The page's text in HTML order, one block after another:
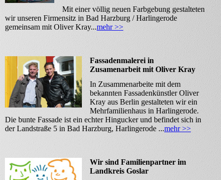
Mit einer völlig neuen Farbgebung gestalteten
wir unseren Firmensitz in Bad Harzburg / Harlingerode
gemeinsam mit Oliver Kray...mehr >>
Fassadenmalerei in
Zusamenarbeit mit Oliver Kray
In Zusammenarbeite mit dem
bekannten Fassadenkünstler Oliver
Kray aus Berlin gestalteten wir ein
Mehrfamilienhaus in Harlingerode.
Die bunte Fassade ist ein echter Hingucker und befindet sich in
der Landstraße 5 in Bad Harzburg, Harlingerode ...mehr >>
Wir sind Familienpartner im
Landkreis Goslar